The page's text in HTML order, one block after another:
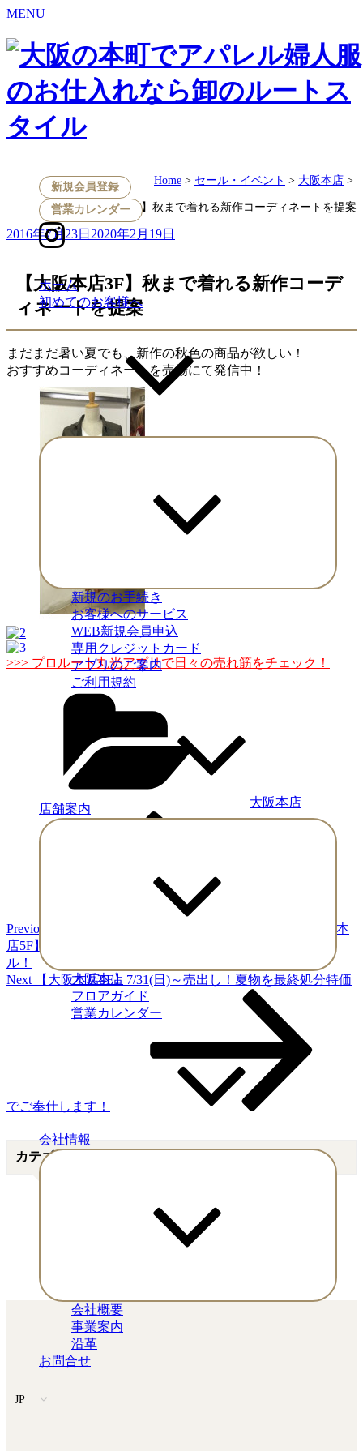
MENU
to
content
新規会員登録
営業カレンダー
ホーム
初めてのお客様へ
Expand
新規のお手続き
お客様へのサービス
WEB新規会員申込
専用クレジットカード
アプリのご案内
ご利用規約
店舗案内
Expand
大阪本店
フロアガイド
営業カレンダー
会社情報
Expand
会社概要
事業案内
沿革
お問合せ
JP
セール・イベント
Home > セール・イベント > 大阪本店 >
【大阪本店3F】秋まで着れる新作コーディネートを提案
Posted
2016年7月23日 2020年2月19日
【大阪本店3F】秋まで着れる新作コーデ
ィネートを提案
まだまだ暑い夏でも、新作の秋色の商品が欲しい！
おすすめコーディネートを売場にて発信中！
>>> プロルート丸光アプリで日々の売れ筋をチェック！
大阪本店
ゲ
ー
シ
Previous
Previous
【大阪本
店5F】7/31(日)～8/2(火)ブラックフォーマル10％OFFセー
ル！
Next
Next 【大阪本店9F】7/31(日)～売出し！夏物を最終処分特価
でご奉仕します！
カテゴリー